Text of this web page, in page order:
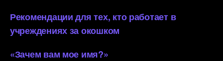
Рекомендации для тех, кто работает в
учреждениях за окошком
«Зачем вам мое имя?»